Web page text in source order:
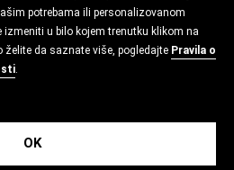
potrebama ili personalizovanom
u bilo kojem trenutku klikom na
želite da saznate više, pogledajte Pravila o
.
OK